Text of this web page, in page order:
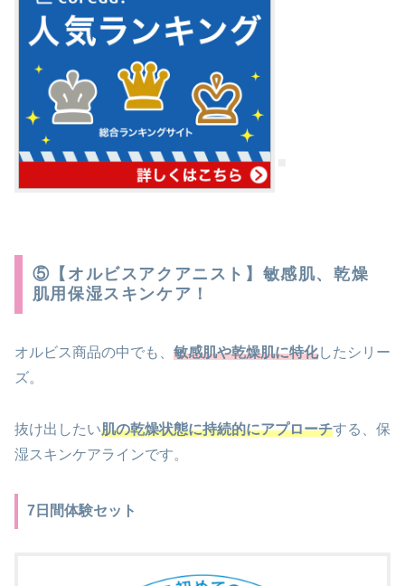
⑤【オルビスアクアニスト】敏感肌、乾燥
肌用保湿スキンケア！
オルビス商品の中でも、 敏感肌や乾燥肌に特化したシリー
ズ。
抜け出したい肌の乾燥状態に持続的にアプローチする、保
湿スキンケアラインです。
7日間体験セット